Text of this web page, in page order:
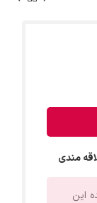
مندی
این